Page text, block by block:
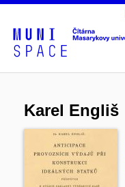
Karel Engliš